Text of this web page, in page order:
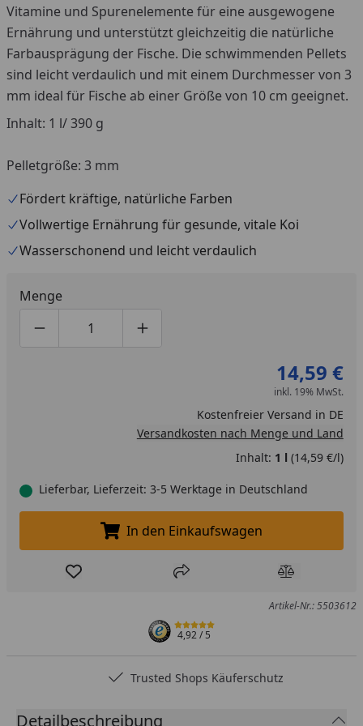
Vitamine und Spurenelemente für eine ausgewogene
Ernährung und unterstützt gleichzeitig die natürliche
Farbausprägung der Fische. Die schwimmenden Pellets
sind leicht verdaulich und mit einem Durchmesser von 3
mm ideal für Fische ab einer Größe von 10 cm geeignet.
Inhalt: 1 l/ 390 g
Pelletgröße: 3 mm
Fördert kräftige, natürliche Farben
Vollwertige Ernährung für gesunde, vitale Koi
Wasserschonend und leicht verdaulich
Menge
Produktmenge um eins verringern
Produktmenge manuell eingeben
Produktmenge um eins erhöhen
14,59 €
inkl. 19% MwSt.
Kostenfreier Versand in DE
Versandkosten nach Menge und Land
Inhalt: 1 l (14,59 €/l)
Lieferbar, Lieferzeit: 3-5 Werktage in Deutschland
In den Einkaufswagen legen
In den Einkaufswagen
Produkt zur Wunschliste hinzufügen
Teilen Produkt
Artikel-Nr.: 5503612
4,92/ 5
Trusted Shops Käuferschutz
Detailbeschreibung